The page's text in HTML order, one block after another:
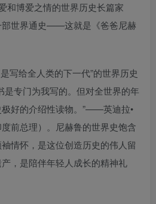
和博爱之情的世界历史长篇家
部世界通史——这就是《爸爸尼赫
写给全人类的下一代”的世界历史
是专门为我写的。但对全世界的年
好的介绍性读物。”——英迪拉•
前总理）。尼赫鲁的世界史饱含
情怀，是这位创造历史的伟人留
，是陪伴年轻人成长的精神礼